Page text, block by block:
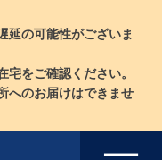
延の可能性がございま
をご確認ください。
へのお届けはできませ